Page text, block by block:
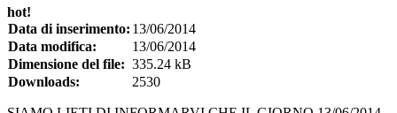
hot!
Data di inserimento: 13/06/2014
Data modifica:
13/06/2014
Dimensione del file: 335.24 kB
Downloads:
2530